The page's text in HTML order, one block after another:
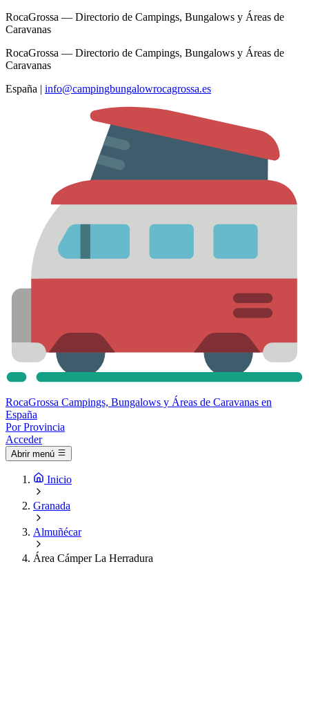
RocaGrossa — Directorio de Campings, Bungalows y Áreas de
Caravanas
RocaGrossa — Directorio de Campings, Bungalows y Áreas de
Caravanas
España | info@campingbungalowrocagrossa.es
RocaGrossa Campings, Bungalows y Áreas de Caravanas en
España
Por Provincia
Acceder
Abrir menú
Inicio
Granada
Almuñécar
Área Cámper La Herradura